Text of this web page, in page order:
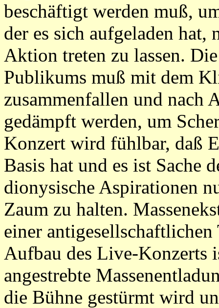
beschäftigt werden muß,
der es sich aufgeladen
Aktion treten zu lassen.
Publikums muß mit dem
zusammenfallen und nach
gedämpft werden, um
Konzert wird fühlbar, daß
Basis hat und es ist Sache
dionysische Aspirationen
Zaum zu halten.
einer
Aufbau des Live-Konzerts
angestrebte
die Bühne gestürmt wird